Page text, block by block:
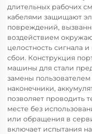
длительных рабочих
кабелями защищают
повреждений,
воздействием
целостность сигнала
сбои. Конструкция
машины для стали
замены пользователем
наконечники,
позволяет проводить
месте без
или обращения в
включает испытания